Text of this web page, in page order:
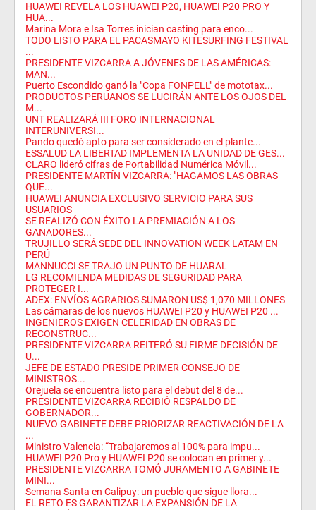
HUAWEI REVELA LOS HUAWEI P20, HUAWEI P20 PRO Y
HUA...
Marina Mora e Isa Torres inician casting para enco...
TODO LISTO PARA EL PACASMAYO KITESURFING FESTIVAL
...
PRESIDENTE VIZCARRA A JÓVENES DE LAS AMÉRICAS:
MAN...
Puerto Escondido ganó la "Copa FONPELL" de mototax...
PRODUCTOS PERUANOS SE LUCIRÁN ANTE LOS OJOS DEL
M...
UNT REALIZARÁ III FORO INTERNACIONAL
INTERUNIVERSI...
Pando quedó apto para ser considerado en el plante...
ESSALUD LA LIBERTAD IMPLEMENTA LA UNIDAD DE GES...
CLARO lideró cifras de Portabilidad Numérica Móvil...
PRESIDENTE MARTÍN VIZCARRA: "HAGAMOS LAS OBRAS
QUE...
HUAWEI ANUNCIA EXCLUSIVO SERVICIO PARA SUS
USUARIOS
SE REALIZÓ CON ÉXITO LA PREMIACIÓN A LOS
GANADORES...
TRUJILLO SERÁ SEDE DEL INNOVATION WEEK LATAM EN
PERÚ
MANNUCCI SE TRAJO UN PUNTO DE HUARAL
LG RECOMIENDA MEDIDAS DE SEGURIDAD PARA
PROTEGER I...
ADEX: ENVÍOS AGRARIOS SUMARON US$ 1,070 MILLONES
Las cámaras de los nuevos HUAWEI P20 y HUAWEI P20 ...
INGENIEROS EXIGEN CELERIDAD EN OBRAS DE
RECONSTRUC...
PRESIDENTE VIZCARRA REITERÓ SU FIRME DECISIÓN DE
U...
JEFE DE ESTADO PRESIDE PRIMER CONSEJO DE
MINISTROS...
Orejuela se encuentra listo para el debut del 8 de...
PRESIDENTE VIZCARRA RECIBIÓ RESPALDO DE
GOBERNADOR...
NUEVO GABINETE DEBE PRIORIZAR REACTIVACIÓN DE LA
...
Ministro Valencia: “Trabajaremos al 100% para impu...
HUAWEI P20 Pro y HUAWEI P20 se colocan en primer y...
PRESIDENTE VIZCARRA TOMÓ JURAMENTO A GABINETE
MINI...
Semana Santa en Calipuy: un pueblo que sigue llora...
EL RETO ES GARANTIZAR LA EXPANSIÓN DE LA